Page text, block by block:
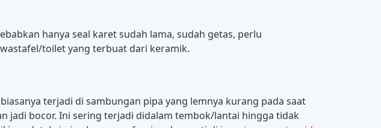
hanya seal karet sudah lama, sudah getas, perlu
toilet yang terbuat dari keramik.
terjadi di sambungan pipa yang lemnya kurang pada saat
jadi bocor. Ini sering terjadi didalam tembok/lantai hingga tidak